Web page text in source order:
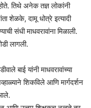
होते. तिथे अनेक तज्ञ लोकांनी
शेळके, दामू धोत्रे इत्यादी
संधी माधवरावांना मिळाली.
लागली.
बाई यांनी माधवरावांच्या
शिकविले आणि मार्गदर्शन